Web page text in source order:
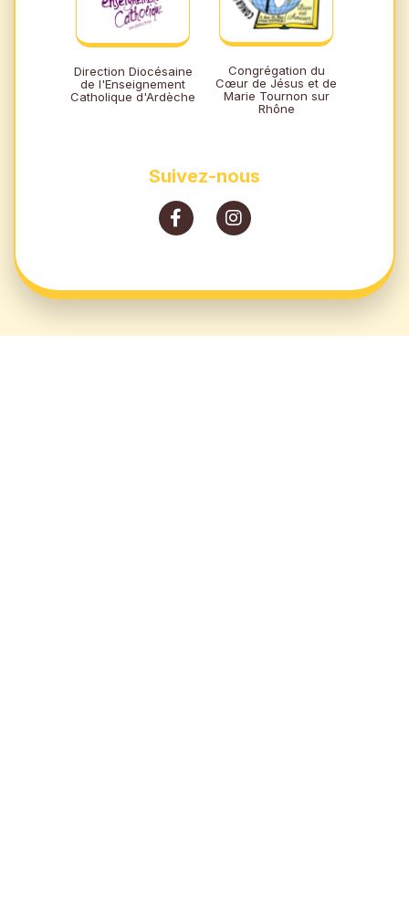
Suivez-nous
Direction Diocésaine
de l'Enseignement
Catholique d'Ardèche
Congrégation du
Cœur de Jésus et de
Marie Tournon sur
Rhône